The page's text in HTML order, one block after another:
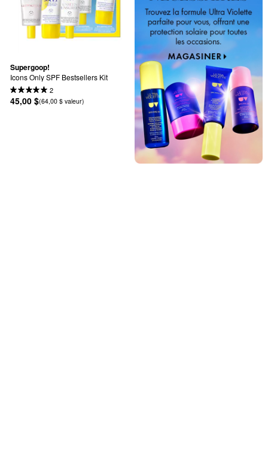
Supergoop!
Icons Only SPF Bestsellers Kit
2
45,00 $(64,00 $ valeur)